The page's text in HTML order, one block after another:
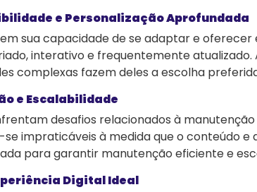
e Personalização Aprofundada
sua capacidade de se adaptar e
interativo e frequentemente
complexas fazem deles a escolha
e Escalabilidade
desafios relacionados à
impraticáveis à medida que o conteúdo e
para garantir manutenção eficiente e
Digital Ideal